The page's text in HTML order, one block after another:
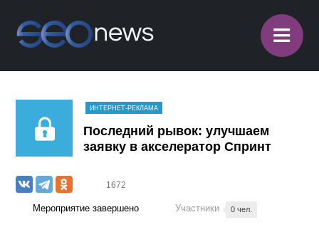
≡
ИНТЕРНЕТ-РЕКЛАМА
Последний рывок: улучшаем
заявку в акселератор Спринт
1672
Мероприятие завершено Участники 0 чел.